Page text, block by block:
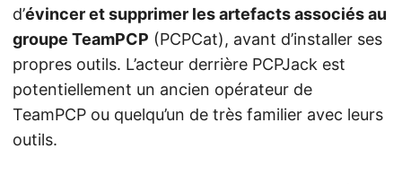
d’évincer et supprimer les artefacts associés au
groupe TeamPCP (PCPCat), avant d’installer ses
propres outils. L’acteur derrière PCPJack est
potentiellement un ancien opérateur de
TeamPCP ou quelqu’un de très familier avec leurs
outils.